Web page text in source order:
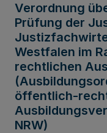
Verordnung
Prüfung der
Westfalen im
rechtlichen
öffentlich-
NRW)